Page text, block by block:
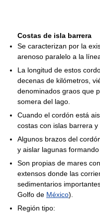
Costas de isla barrera
Se caracterizan por la
arenoso paralelo a la
La longitud de estos
decenas de kilómetros,
denominados graos que
somera del lago.
Cuando el cordón está
costas con islas barrera
Algunos brazos del
y aislar lagunas
Son propias de mares
extensos donde las
sedimentarios
Golfo de México).
Región tipo: